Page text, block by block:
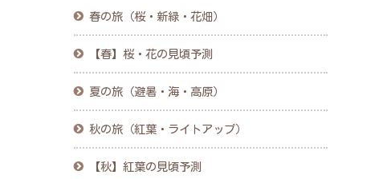
春の旅（桜・新緑・花畑）
【春】桜・花の見頃予測
夏の旅（避暑・海・高原）
秋の旅（紅葉・ライトアップ）
【秋】紅葉の見頃予測